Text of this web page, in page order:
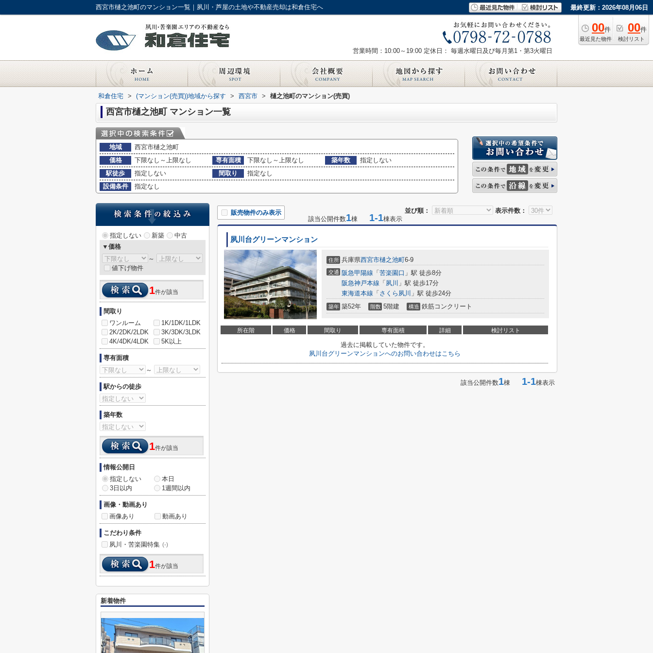
西宮市樋之池町のマンション一覧｜夙川・芦屋の土地や不動産売却は和倉住宅へ 最終更新：2026年08月06日
00件
最近見た物件
00件
検討リスト
営業時間：10:00～19:00 定休日： 毎週水曜日及び毎月第1・第3火曜日
和倉住宅 > (マンション(売買))地域から探す > 西宮市 > 樋之池町のマンション(売買)
西宮市樋之池町 マンション一覧
地域
西宮市樋之池町
価格
下限なし～上限なし 専有面積 下限なし～上限なし 築年数
指定しない
駅徒歩
指定しない 間取り
指定なし
設備条件
指定なし
並び順： 表示件数：
販売物件のみ表示
該当公開件数1棟 1-1棟表示
夙川台グリーンマンション
住所 兵庫県西宮市樋之池町6-9
交通 阪急甲陽線 「 苦楽園口 」駅 徒歩8分
阪急神戸本線 「 夙川 」駅 徒歩17分
東海道本線 「 さくら夙川 」駅 徒歩24分
築年 築52年 階数 5階建 構造 鉄筋コンクリート
所在階 価格 間取り 専有面積 詳細 検討リスト
過去に掲載していた物件です。
夙川台グリーンマンションへのお問い合わせはこちら
該当公開件数1棟 1-1棟表示
指定しない 新築
中古
▼価格
～
値下げ物件
1件が該当
間取り
ワンルーム
1K/1DK/1LDK
2K/2DK/2LDK
3K/3DK/3LDK
4K/4DK/4LDK
5K以上
専有面積
～
駅からの徒歩
築年数
1件が該当
情報公開日
指定しない
本日
3日以内
1週間以内
画像・動画あり
画像あり
動画あり
こだわり条件
夙川・苦楽園特集 (-)
1件が該当
新着物件